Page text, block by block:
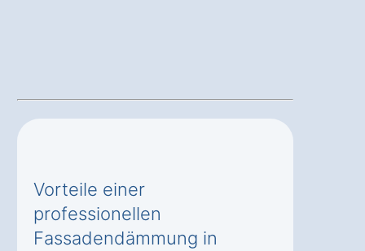
Vorteile einer
professionellen
Fassadendämmung in